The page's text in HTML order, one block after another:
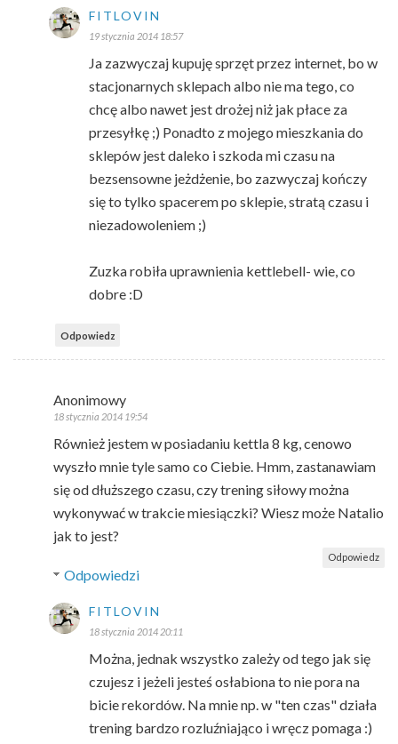
FITLOVIN
19 stycznia 2014 18:57
Ja zazwyczaj kupuję sprzęt przez internet, bo w
stacjonarnych sklepach albo nie ma tego, co
chcę albo nawet jest drożej niż jak płace za
przesyłkę ;) Ponadto z mojego mieszkania do
sklepów jest daleko i szkoda mi czasu na
bezsensowne jeżdżenie, bo zazwyczaj kończy
się to tylko spacerem po sklepie, stratą czasu i
niezadowoleniem ;)
Zuzka robiła uprawnienia kettlebell- wie, co
dobre :D
Odpowiedz
Anonimowy
18 stycznia 2014 19:54
Również jestem w posiadaniu kettla 8 kg, cenowo
wyszło mnie tyle samo co Ciebie. Hmm, zastanawiam
się od dłuższego czasu, czy trening siłowy można
wykonywać w trakcie miesiączki? Wiesz może Natalio
jak to jest?
Odpowiedz
Odpowiedzi
FITLOVIN
18 stycznia 2014 20:11
Można, jednak wszystko zależy od tego jak się
czujesz i jeżeli jesteś osłabiona to nie pora na
bicie rekordów. Na mnie np. w "ten czas" działa
trening bardzo rozluźniająco i wręcz pomaga :)